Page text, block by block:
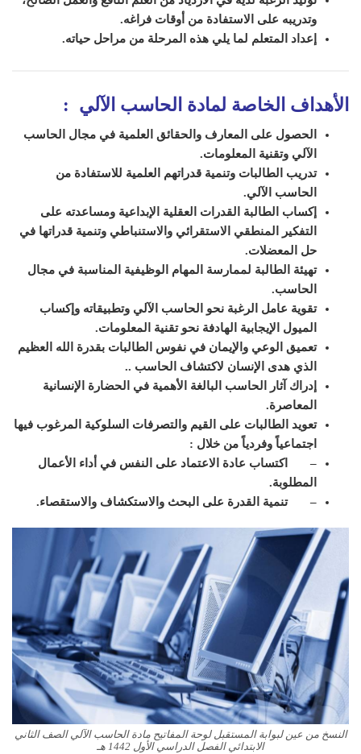
وتدريبه على الاستفادة من أوقات فراغه.
إعداد المتعلم لما يلي هذه المرحلة من مراحل حياته.
الأهداف الخاصة لمادة الحاسب الآلي :
الحصول على المعارف والحقائق العلمية في مجال الحاسب
الآلي وتقنية المعلومات.
تدريب الطالبات وتنمية قدراتهم العلمية للاستفادة من
الحاسب الآلي.
إكساب الطالبة القدرات العقلية الإبداعية ومساعدته على
التفكير المنطقي الاستقرائي والاستنباطي وتنمية قدراتها في
حل المعضلات.
تهيئة الطالبة لممارسة المهام الوظيفية المناسبة في مجال
الحاسب.
تقوية عامل الرغبة نحو الحاسب الآلي وتطبيقاته وإكساب
الميول الإيجابية الهادفة نحو تقنية المعلومات.
تعميق الوعي والإيمان في نفوس الطالبات بقدرة الله العظيم
الذي هدى الإنسان لاكتشاف الحاسب ..
إدراك آثار الحاسب البالغة الأهمية في الحضارة الإنسانية
المعاصرة.
تعويد الطالبات على القيم والتصرفات السلوكية المرغوب فيها
اجتماعياً وفردياً من خلال :
– اكتساب عادة الاعتماد على النفس في أداء الأعمال
المطلوبة.
– تنمية القدرة على البحث والاستكشاف والاستقصاء.
النسخ من عين لبوابة المستقبل لوحة المفاتيح مادة الحاسب الآلي الصف الثاني
الابتدائي الفصل الدراسي الأول 1442 هـ